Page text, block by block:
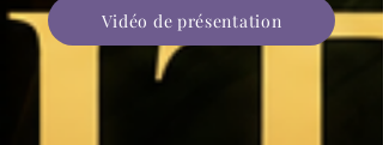
Vidéo de présentation